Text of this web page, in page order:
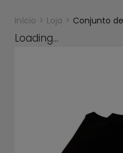
Início > Loja > Conjunto
Loading...